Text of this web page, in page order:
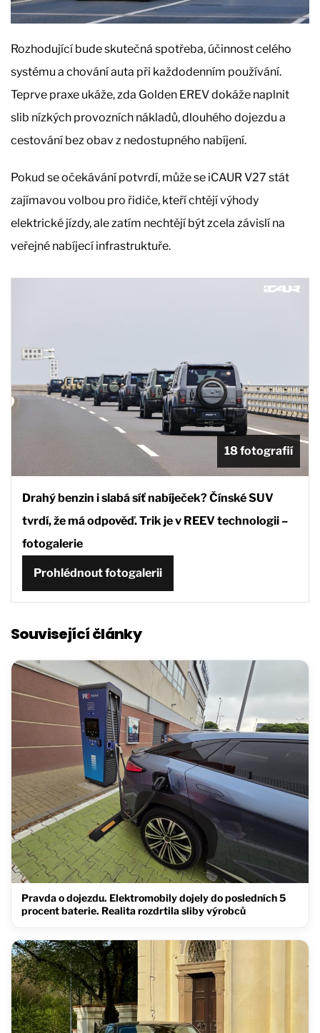
Rozhodující bude skutečná spotřeba, účinnost celého
systému a chování auta při každodenním používání.
Teprve praxe ukáže, zda Golden EREV dokáže naplnit
slib nízkých provozních nákladů, dlouhého dojezdu a
cestování bez obav z nedostupného nabíjení.
Pokud se očekávání potvrdí, může se iCAUR V27 stát
zajímavou volbou pro řidiče, kteří chtějí výhody
elektrické jízdy, ale zatím nechtějí být zcela závislí na
veřejné nabíjecí infrastruktuře.
18 fotografií
Drahý benzin i slabá síť nabíječek? Čínské SUV
tvrdí, že má odpověď. Trik je v REEV technologii –
fotogalerie
Prohlédnout fotogalerii
Související články
Pravda o dojezdu. Elektromobily dojely do posledních 5
procent baterie. Realita rozdrtila sliby výrobců